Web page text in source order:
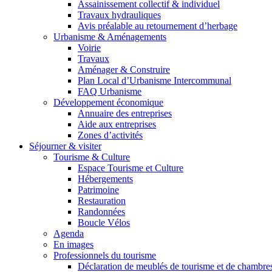
Assainissement collectif & individuel
Travaux hydrauliques
Avis préalable au retournement d’herbage
Urbanisme & Aménagements
Voirie
Travaux
Aménager & Construire
Plan Local d’Urbanisme Intercommunal
FAQ Urbanisme
Développement économique
Annuaire des entreprises
Aide aux entreprises
Zones d’activités
Séjourner & visiter
Tourisme & Culture
Espace Tourisme et Culture
Hébergements
Patrimoine
Restauration
Randonnées
Boucle Vélos
Agenda
En images
Professionnels du tourisme
Déclaration de meublés de tourisme et de